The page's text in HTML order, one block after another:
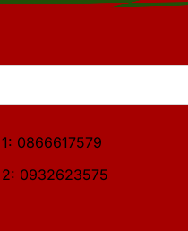
0866617579
0932623575